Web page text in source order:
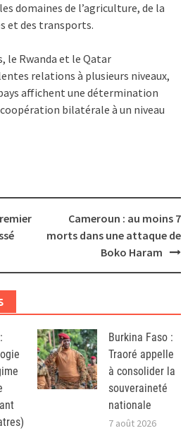
domaines de l’agriculture, de la
et des transports.
le Rwanda et le Qatar
relations à plusieurs niveaux,
affichent une détermination
bilatérale à un niveau
Cameroun : au moins 7
morts dans une attaque de
Boko Haram
Burkina Faso :
Traoré appelle
à consolider la
souveraineté
nationale
7 août 2026